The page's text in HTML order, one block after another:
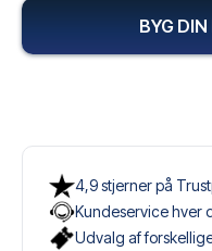
4,9 stjerner på
Kundeservice hver
Udvalg af
BYG